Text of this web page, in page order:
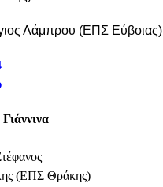
Λάμπρου (ΕΠΣ Εύβοιας)
(ΕΠΣ Θράκης)